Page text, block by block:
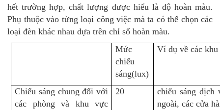
hết trường hợp, chất lượng được hiểu là độ hoàn màu.
Phụ thuộc vào từng loại công việc mà ta có thể chọn các
loại đèn khác nhau dựa trên chỉ số hoàn màu.
Mức
chiếu
sáng(lux)
Ví dụ về các
Chiếu sáng chung đối với
các phòng và khu vực
20
chiếu sáng
ngoài, các cửa